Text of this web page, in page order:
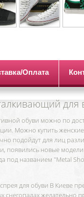
Оплата
для
обуви можно по
Можно купить
подойдут для лиц
появились новые
под названием "Metal
для обуви В Киеве
снегопадах желательно